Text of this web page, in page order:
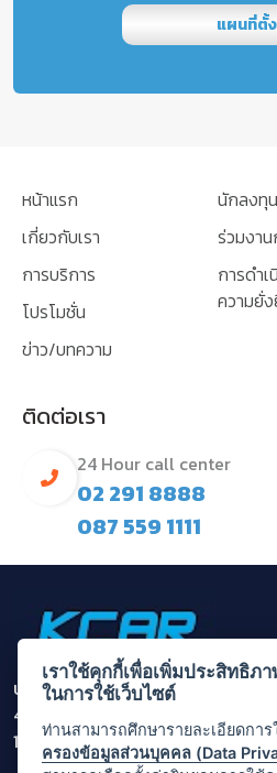
แผนที่ตั้ง
หน้าแรก
เกี่ยวกับเรา
การบริการ
โปรโมชั่น
ข่าว/บทความ
นักลงทุ
ร่วมงาน
การดำ
ความยั่
ติดต่อเรา
24 Hour call center
02 291 8888
087 559 1111
บริษัท กรุงไทยคาร์เร้นท์ แอนด์ ลีส จ
455/1 ถนนพระราม 3 แขวงบางโคล่
10120
เราใช้คุกกี้เพื่อเพิ่มประสิทธิ
ในการใช้เว็บไซต์
ท่านสามารถศึกษารายละเอียดกา
ครองข้อมูลส่วนบุคคล (Data